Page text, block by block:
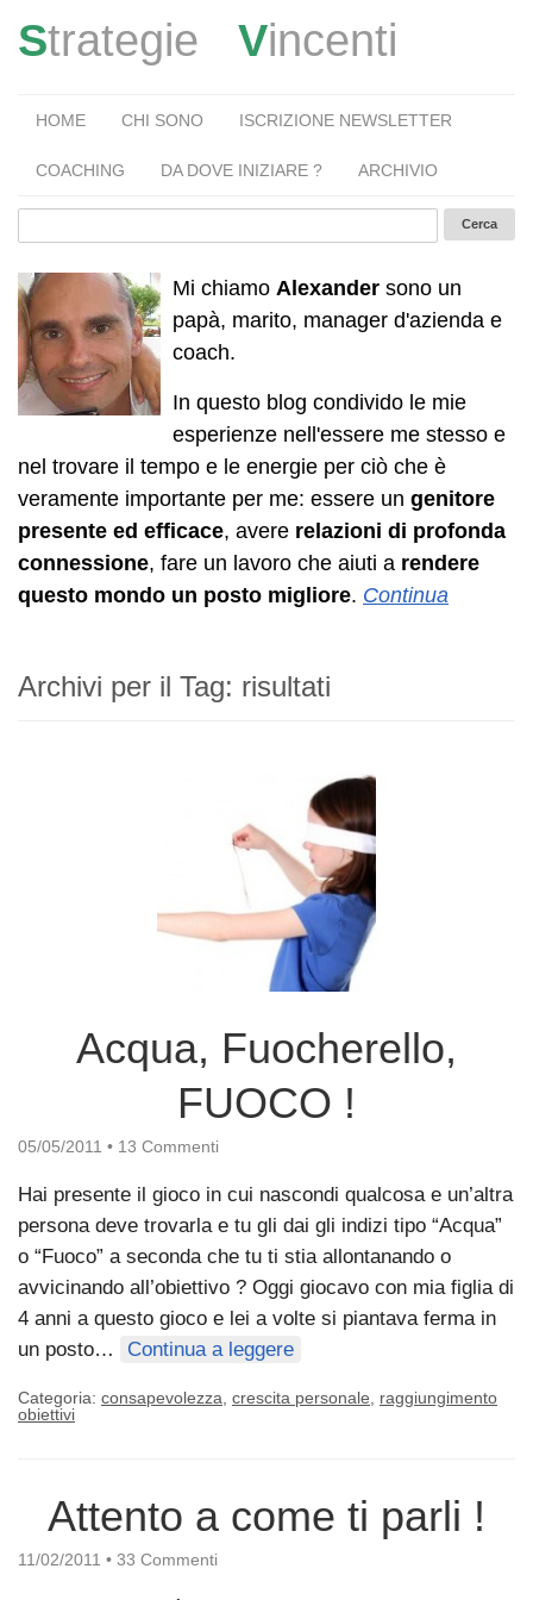
Strategie Vincenti
HOME CHI SONO ISCRIZIONE NEWSLETTER
COACHING DA DOVE INIZIARE ? ARCHIVIO
Mi chiamo Alexander sono un
papà, marito, manager d'azienda e
coach.
In questo blog condivido le mie
esperienze nell'essere me stesso e
nel trovare il tempo e le energie per ciò che è
veramente importante per me: essere un genitore
presente ed efficace, avere relazioni di profonda
connessione, fare un lavoro che aiuti a rendere
questo mondo un posto migliore. Continua
Archivi per il Tag: risultati
Acqua, Fuocherello,
FUOCO !
05/05/2011 • 13 Commenti
Hai presente il gioco in cui nascondi qualcosa e un’altra
persona deve trovarla e tu gli dai gli indizi tipo “Acqua”
o “Fuoco” a seconda che tu ti stia allontanando o
avvicinando all’obiettivo ? Oggi giocavo con mia figlia di
4 anni a questo gioco e lei a volte si piantava ferma in
un posto…
Continua a leggere
Categoria: consapevolezza crescita personale
raggiungimento
obiettivi
Attento a come ti parli !
11/02/2011 • 33 Commenti